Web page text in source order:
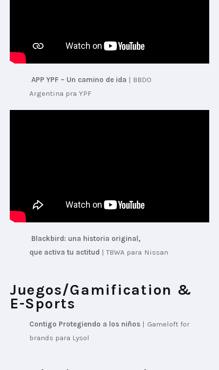
APP YPF – Un camino de ida | BBDO
Argentina pra YPF
Blackbird: una historia original,
que activa tu actitud | TBWA para Nissan
Juegos/Gamification &
E-Sports
Contigo Protegiendo a los niños | Gameloft for
brands para Lysol